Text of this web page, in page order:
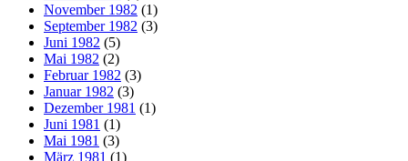
November 1982 (1)
September 1982 (3)
Juni 1982 (5)
Mai 1982 (2)
Februar 1982 (3)
Januar 1982 (3)
Dezember 1981 (1)
Juni 1981 (1)
Mai 1981 (3)
März 1981 (1)